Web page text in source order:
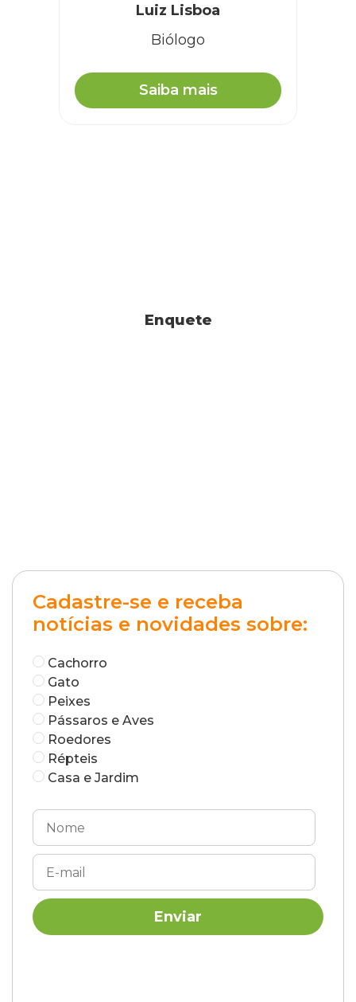
Luiz Lisboa
Biólogo
Saiba mais
Enquete
Cadastre-se e receba
notícias e novidades sobre:
Cachorro
Gato
Peixes
Pássaros e Aves
Roedores
Répteis
Casa e Jardim